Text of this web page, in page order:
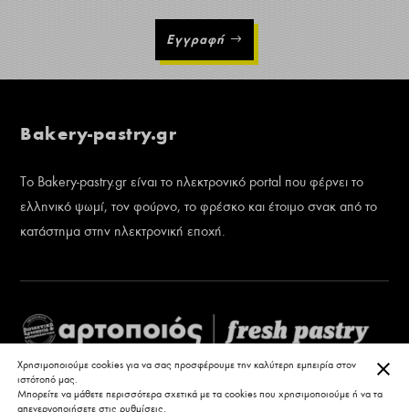
Εγγραφή
Bakery-pastry.gr
Το Bakery-pastry.gr είναι το ηλεκτρονικό portal που φέρνει το
ελληνικό ψωμί, τον φούρνο, το φρέσκο και έτοιμο σνακ από το
κατάστημα στην ηλεκτρονική εποχή.
Χρησιμοποιούμε cookies για να σας προσφέρουμε την καλύτερη εμπειρία στον
ιστότοπό μας.
Μπορείτε να μάθετε περισσότερα σχετικά με τα cookies που χρησιμοποιούμε ή να τα
απενεργοποιήσετε στις ρυθμίσεις.